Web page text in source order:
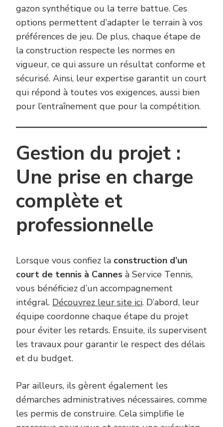
gazon synthétique ou la terre battue. Ces
options permettent d’adapter le terrain à vos
préférences de jeu. De plus, chaque étape de
la construction respecte les normes en
vigueur, ce qui assure un résultat conforme et
sécurisé. Ainsi, leur expertise garantit un court
qui répond à toutes vos exigences, aussi bien
pour l’entraînement que pour la compétition.
Gestion du projet :
Une prise en charge
complète et
professionnelle
Lorsque vous confiez la construction d’un
court de tennis à Cannes à Service Tennis,
vous bénéficiez d’un accompagnement
intégral. Découvrez leur site ici. D’abord, leur
équipe coordonne chaque étape du projet
pour éviter les retards. Ensuite, ils supervisent
les travaux pour garantir le respect des délais
et du budget.
Par ailleurs, ils gèrent également les
démarches administratives nécessaires, comme
les permis de construire. Cela simplifie le